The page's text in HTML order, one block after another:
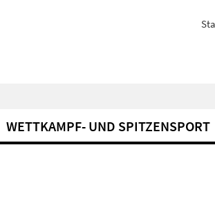
WETTKAMPF- UND SPITZENSPORT